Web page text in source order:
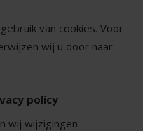
van cookies. Voor
wij u door naar
policy
wij wijzigingen